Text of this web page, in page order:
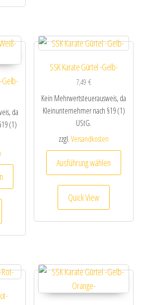
Gelb-
da
(1)
Dieses Produkt weist mehrere Varianten
SSK Karate Gürtel -Gelb-
7,49€
Kein Mehrwertsteuerausweis, da
Kleinunternehmer nach §19 (1)
UStG.
zzgl.Versandkosten
Ausführung wählen
Quick View